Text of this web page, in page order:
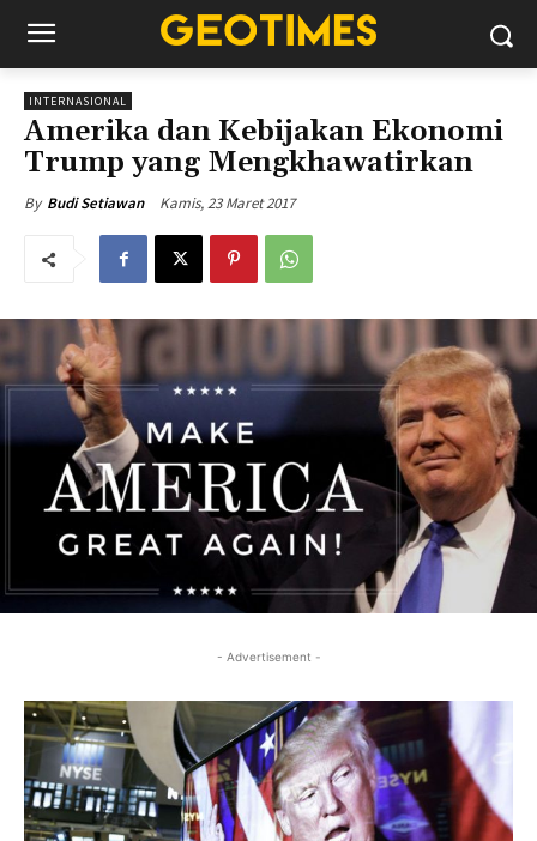
INTERNASIONAL
Amerika dan Kebijakan Ekonomi
Trump yang Mengkhawatirkan
By Budi Setiawan Kamis, 23 Maret 2017
- Advertisement -